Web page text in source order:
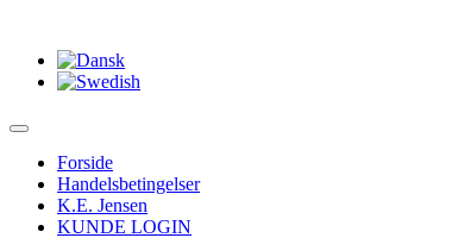
Forside
Handelsbetingelser
K.E. Jensen
KUNDE LOGIN